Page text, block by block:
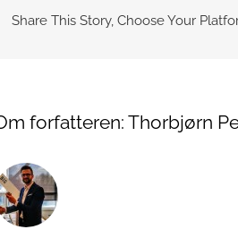
Share This Story, Choose Your
forfatteren: Thorbjørn